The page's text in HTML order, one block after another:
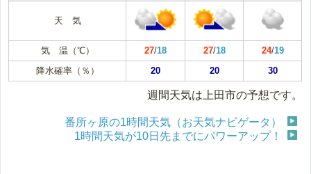
天 気
気 温（℃） 27/18 27/18 24/19
降水確率（％）
20 20 30
週間天気は上田市の予想です。
番所ヶ原の1時間天気（お天気ナビゲータ）
1時間天気が10日先までにパワーアップ！